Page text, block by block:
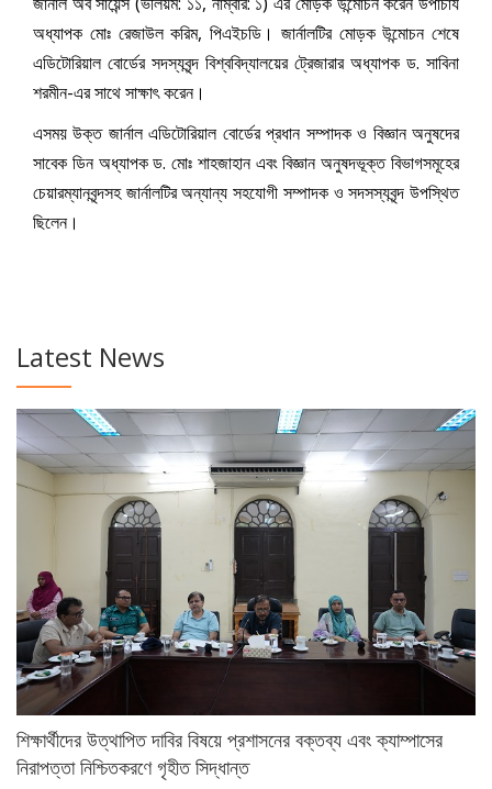
অধ্যাপক মোঃ রেজাউল করিম, পিএইচডি। জার্নালটির মোড়ক উন্মোচন শেষে
এডিটোরিয়াল বোর্ডের সদস্যবৃন্দ বিশ্ববিদ্যালয়ের ট্রেজারার অধ্যাপক ড. সাবিনা
শরমীন-এর সাথে সাক্ষাৎ করেন।
এসময় উক্ত জার্নাল এডিটোরিয়াল বোর্ডের প্রধান সম্পাদক ও বিজ্ঞান অনুষদের
সাবেক ডিন অধ্যাপক ড. মোঃ শাহজাহান এবং বিজ্ঞান অনুষদভূক্ত বিভাগসমূহের
চেয়ারম্যানবৃন্দসহ জার্নালটির অন্যান্য সহযোগী সম্পাদক ও সদসস্যবৃন্দ উপস্থিত
ছিলেন।
Latest News
শিক্ষার্থীদের উত্থাপিত দাবির বিষয়ে প্রশাসনের বক্তব্য এবং ক্যাম্পাসের
নিরাপত্তা নিশ্চিতকরণে গৃহীত সিদ্ধান্ত